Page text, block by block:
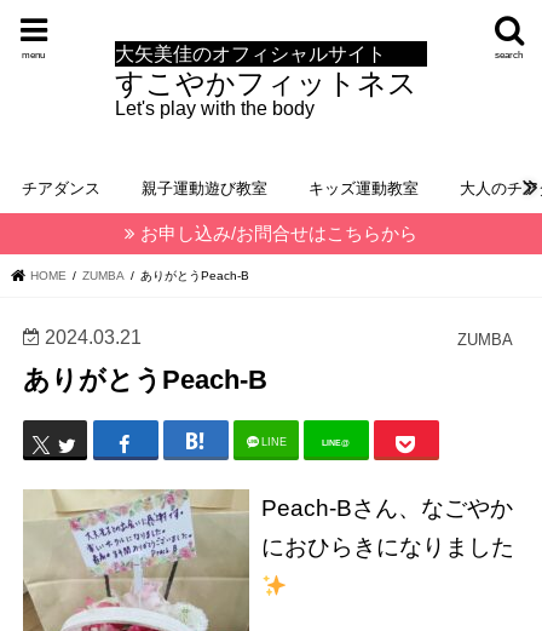
大矢美佳のオフィシャルサイト
すこやかフィットネス
Let's play with the body
search
menu
チアダンス 親子運動遊び教室 キッズ運動教室 大人のチ
お申し込み/お問合せはこちらから
HOME ZUMBA ありがとうPeach-B
ZUMBA
2024.03.21
ありがとうPeach-B
LINE LINE@
Peach-Bさん、なごやか
におひらきになりました